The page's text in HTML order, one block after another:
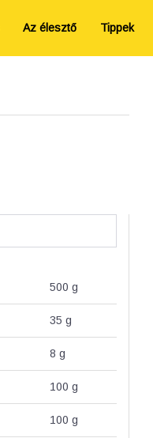
Az élesztő Tippek
500 g
35 g
8 g
100 g
100 g